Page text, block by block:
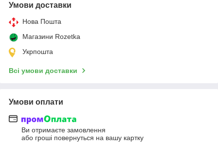
Умови доставки
Нова Пошта
Магазини Rozetka
Укрпошта
Всі умови доставки
Умови оплати
Ви отримаєте замовлення
або гроші повернуться на вашу картку